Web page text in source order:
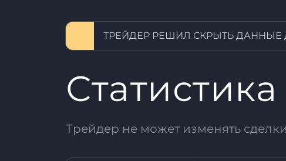
ТРЕЙДЕР РЕШИЛ СКРЫТЬ ДАННЫЕ
Статистика
Трейдер не может изменять